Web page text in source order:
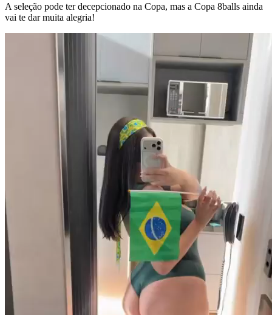
A seleção pode ter decepcionado na Copa, mas a Copa 8balls ainda
vai te dar muita alegria!